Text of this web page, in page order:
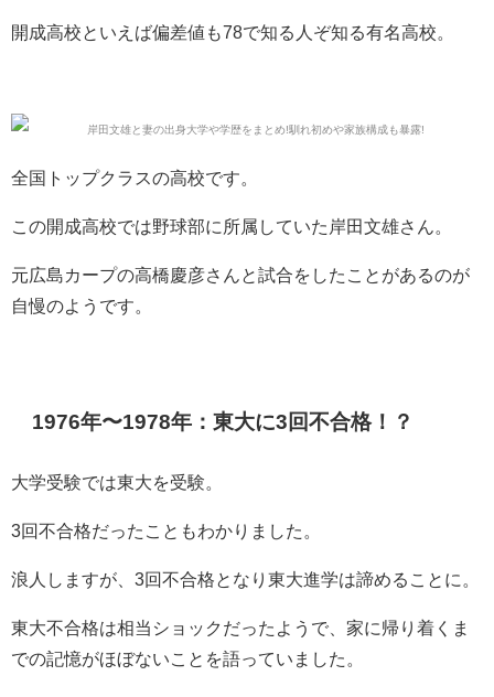
開成高校といえば偏差値も78で知る人ぞ知る有名高校。
全国トップクラスの高校です。
この開成高校では野球部に所属していた岸田文雄さん。
元広島カープの高橋慶彦さんと試合をしたことがあるのが
自慢のようです。
1976年〜1978年：東大に3回不合格！？
大学受験では東大を受験。
3回不合格だったこともわかりました。
浪人しますが、3回不合格となり東大進学は諦めることに。
東大不合格は相当ショックだったようで、家に帰り着くま
での記憶がほぼないことを語っていました。